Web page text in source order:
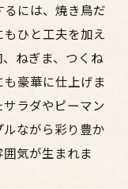
には、焼き鳥だ
ひと工夫を加え
ねぎま、つくね
豪華に仕上げま
ラダやピーマン
ながら彩り豊か
気が生まれま